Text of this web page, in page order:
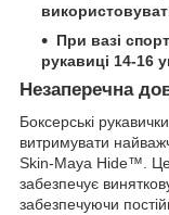
При вазі
рукавиці 14-16
Незаперечна
Боксерські
витримувати
Skin-Maya Hide™.
забезпечує
забезпечуючи